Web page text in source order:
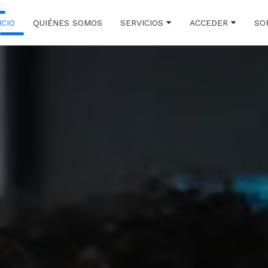
QUIÉNES SOMOS SERVICIOS ACCEDER